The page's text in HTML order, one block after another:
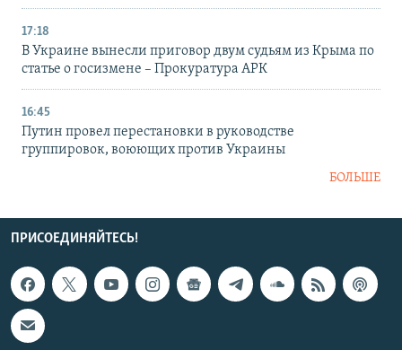
17:18
В Украине вынесли приговор двум судьям из Крыма по
статье о госизмене – Прокуратура АРК
16:45
Путин провел перестановки в руководстве
группировок, воюющих против Украины
БОЛЬШЕ
ПРИСОЕДИНЯЙТЕСЬ!